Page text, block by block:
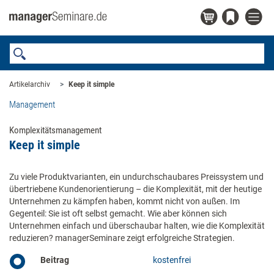
Artikelarchiv Keep it simple
Management
Komplexitätsmanagement
Keep it simple
Zu viele Produktvarianten, ein undurchschaubares Preissystem und
übertriebene Kundenorientierung – die Komplexität, mit der heutige
Unternehmen zu kämpfen haben, kommt nicht von außen. Im
Gegenteil: Sie ist oft selbst gemacht. Wie aber können sich
Unternehmen einfach und überschaubar halten, wie die Komplexität
reduzieren? managerSeminare zeigt erfolgreiche Strategien.
Beitrag kostenfrei